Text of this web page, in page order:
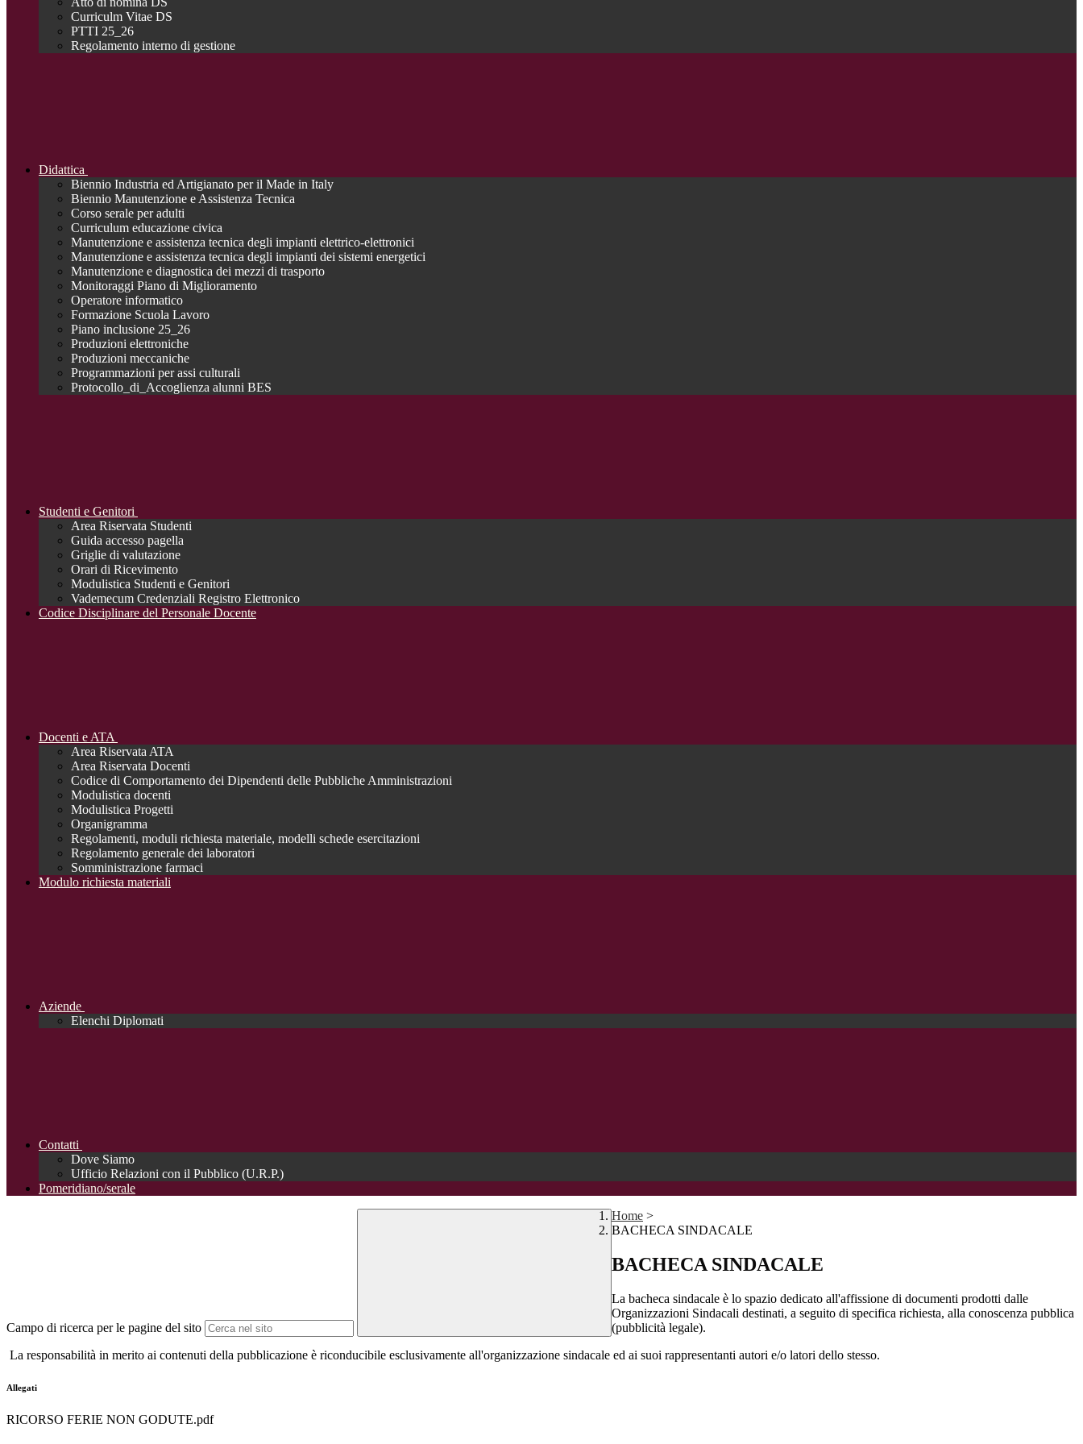
Curriculm Vitae DS
PTTI 25_26
Regolamento interno di gestione
Didattica
Biennio Industria ed Artigianato per il Made in Italy
Biennio Manutenzione e Assistenza Tecnica
Corso serale per adulti
Curriculum educazione civica
Manutenzione e assistenza tecnica degli impianti elettrico-elettronici
Manutenzione e assistenza tecnica degli impianti dei sistemi energetici
Manutenzione e diagnostica dei mezzi di trasporto
Monitoraggi Piano di Miglioramento
Operatore informatico
Formazione Scuola Lavoro
Piano inclusione 25_26
Produzioni elettroniche
Produzioni meccaniche
Programmazioni per assi culturali
Protocollo_di_Accoglienza alunni BES
Studenti e Genitori
Area Riservata Studenti
Guida accesso pagella
Griglie di valutazione
Orari di Ricevimento
Modulistica Studenti e Genitori
Vademecum Credenziali Registro Elettronico
Codice Disciplinare del Personale Docente
Docenti e ATA
Area Riservata ATA
Area Riservata Docenti
Codice di Comportamento dei Dipendenti delle Pubbliche Amministrazioni
Modulistica docenti
Modulistica Progetti
Organigramma
Regolamenti, moduli richiesta materiale, modelli schede esercitazioni
Regolamento generale dei laboratori
Somministrazione farmaci
Modulo richiesta materiali
Aziende
Elenchi Diplomati
Contatti
Dove Siamo
Ufficio Relazioni con il Pubblico (U.R.P.)
Pomeridiano/serale
Campo di ricerca per le pagine del sito
Home >
BACHECA SINDACALE
BACHECA SINDACALE
La bacheca sindacale è lo spazio dedicato all'affissione di documenti prodotti dalle
Organizzazioni Sindacali destinati, a seguito di specifica richiesta, alla conoscenza pubblica
(pubblicità legale).
La responsabilità in merito ai contenuti della pubblicazione è riconducibile esclusivamente all'organizzazione sindacale ed ai suoi rappresentanti autori e/o latori dello stesso.
Allegati
RICORSO FERIE NON GODUTE.pdf